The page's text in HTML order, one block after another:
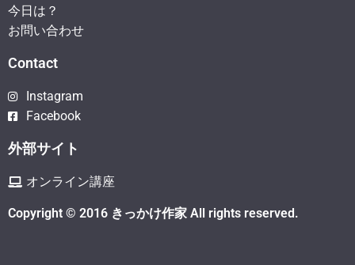
今日は？
お問い合わせ
Contact
Instagram
Facebook
外部サイト
オンライン講座
Copyright © 2016 きっかけ作家 All rights reserved.